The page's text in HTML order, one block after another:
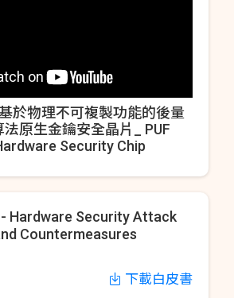
於物理不可複製功能的後量
原生金鑰安全晶片_ PUF
Security Chip
Hardware Security Attack
Countermeasures
下載白皮書